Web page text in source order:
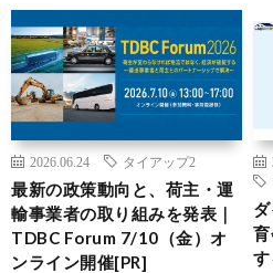
2026.06.24 タイアップ2
最新の政策動向と、荷主・運
輸事業者の取り組みを発表｜
TDBC Forum 7/10（金）オ
ンライン開催[PR]